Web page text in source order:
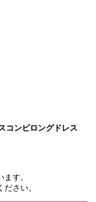
コンビロングドレス
す。
さい。